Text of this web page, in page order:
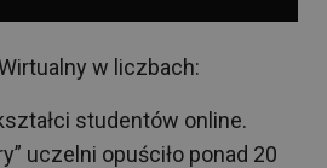
w liczbach:
studentów online.
uczelni opuściło ponad 20